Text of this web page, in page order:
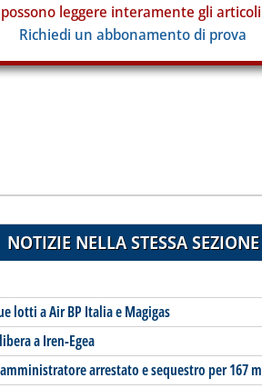
possono leggere interamente gli
Richiedi un abbonamento di prova
NOTIZIE NELLA STESSA SEZIONE
lotti a Air BP Italia e Magigas
a Iren-Egea
arrestato e sequestro per 167